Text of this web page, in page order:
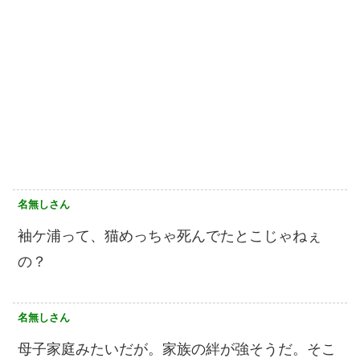
名無しさん
袖ケ浦って、猫めっちゃ死んでたとこじゃねぇ
の？
名無しさん
母子家庭みたいだが。家族の絆が強そうだ。そこ